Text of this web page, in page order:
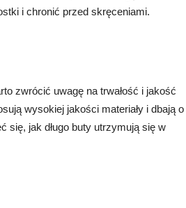
i chronić przed skręceniami.
zwrócić uwagę na trwałość i jakość
wysokiej jakości materiały i dbają o
się, jak długo buty utrzymują się w